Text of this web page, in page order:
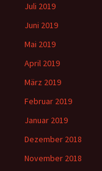
Juli 2019
Juni 2019
Mai 2019
April 2019
März 2019
Februar 2019
Januar 2019
Dezember 2018
November 2018